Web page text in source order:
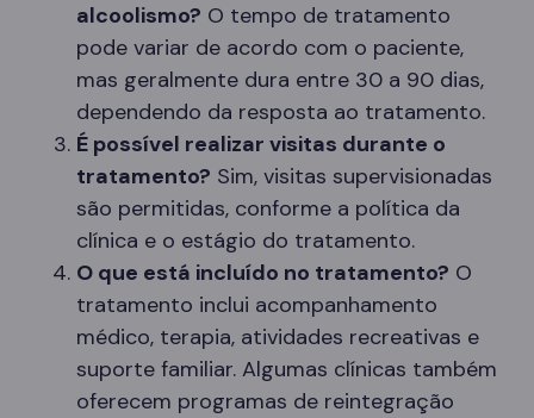
alcoolismo? O tempo de tratamento
pode variar de acordo com o paciente,
mas geralmente dura entre 30 a 90 dias,
dependendo da resposta ao tratamento.
É possível realizar visitas durante o
tratamento? Sim, visitas supervisionadas
são permitidas, conforme a política da
clínica e o estágio do tratamento.
O que está incluído no tratamento? O
tratamento inclui acompanhamento
médico, terapia, atividades recreativas e
suporte familiar. Algumas clínicas também
oferecem programas de reintegração